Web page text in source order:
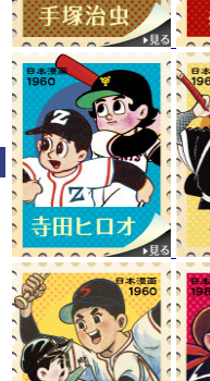
戦後70年―。戦記漫
2015年7月新刊『黄
お知らせ ロボダッチ
コチラをご覧くださ
プレスリリース4月7
版－』
が取り上げられまし
思い出などが語られ
お知らせマンガショ
広尾満先生、小嶋悟
先生方の連絡先をご
プまでご一報くださ